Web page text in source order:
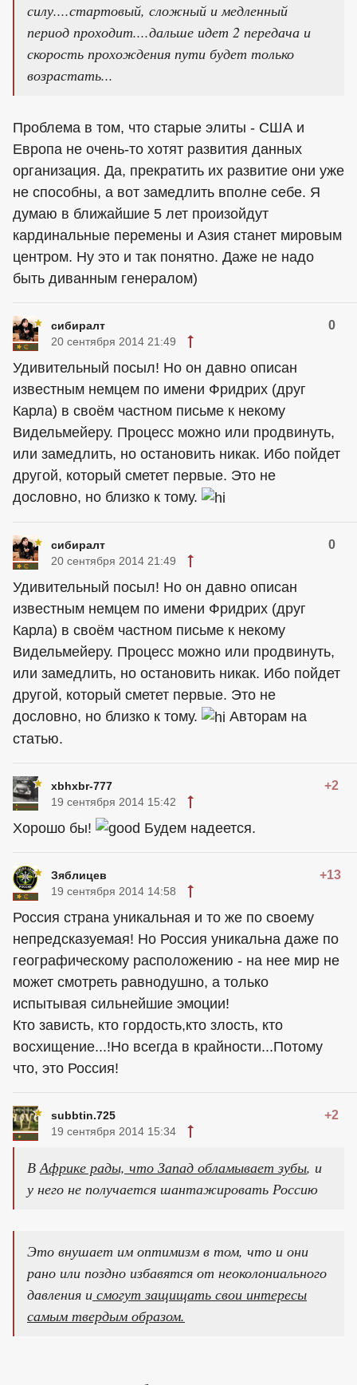
силу....стартовый, сложный и медленный
период проходит....дальше идет 2 передача и
скорость прохождения пути будет только
возрастать...
Проблема в том, что старые элиты - США и
Европа не очень-то хотят развития данных
организация. Да, прекратить их развитие они уже
не способны, а вот замедлить вполне себе. Я
думаю в ближайшие 5 лет произойдут
кардинальные перемены и Азия станет мировым
центром. Ну это и так понятно. Даже не надо
быть диванным генералом)
сибиралт 0
20 сентября 2014 21:49
Удивительный посыл! Но он давно описан
известным немцем по имени Фридрих (друг
Карла) в своём частном письме к некому
Видельмейеру. Процесс можно или продвинуть,
или замедлить, но остановить никак. Ибо пойдет
другой, который сметет первые. Это не
дословно, но близко к тому.
сибиралт 0
20 сентября 2014 21:49
Удивительный посыл! Но он давно описан
известным немцем по имени Фридрих (друг
Карла) в своём частном письме к некому
Видельмейеру. Процесс можно или продвинуть,
или замедлить, но остановить никак. Ибо пойдет
другой, который сметет первые. Это не
дословно, но близко к тому.
Авторам на
статью.
xbhxbr-777 +2
19 сентября 2014 15:42
Хорошо бы! Будем надеется.
Зяблицев +13
19 сентября 2014 14:58
Россия страна уникальная и то же по своему
непредсказуемая! Но Россия уникальна даже по
географическому расположению - на нее мир не
может смотреть равнодушно, а только
испытывая сильнейшие эмоции!
Кто зависть, кто гордость,кто злость, кто
восхищение...!Но всегда в крайности...Потому
что, это Россия!
subbtin.725 +2
19 сентября 2014 15:34
ВАфрике рады, что Запад обламывает зубы, и
у него не получается шантажировать Россию
Это внушает им оптимизм в том, что и они
рано или поздно избавятся от неоколониального
давления и смогут защищать свои интересы
самым твердым образом.